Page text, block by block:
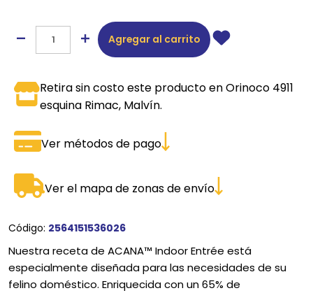
Agregar al carrito
Retira sin costo este producto en Orinoco 4911
esquina Rimac, Malvín.
Ver métodos de pago
Ver el mapa de zonas de envío
Código: 2564151536026
Nuestra receta de ACANA™ Indoor Entrée está
especialmente diseñada para las necesidades de su
felino doméstico. Enriquecida con un 65% de